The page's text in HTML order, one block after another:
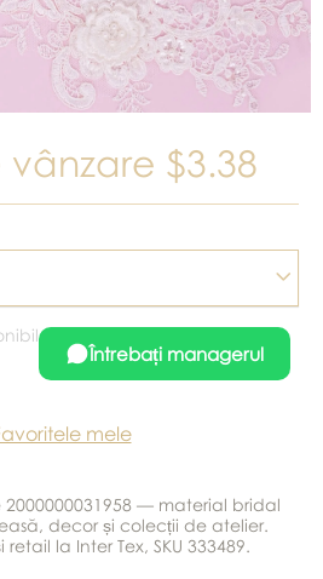
vânzare $3.38
Întrebați managerul
mele
— material bridal
decor și colecții de atelier.
la Inter Tex, SKU 333489.